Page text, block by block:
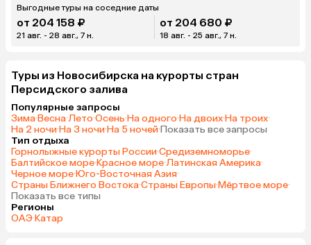
Выгодные туры на соседние даты
от 204 158 ₽
21 авг. - 28 авг., 7 н.
от 204 680 ₽
18 авг. - 25 авг., 7 н.
Туры из Новосибирска на курорты стран
Персидского залива
Популярные запросы
Зима·Весна·Лето·Осень·На одного·На двоих·На троих·
На 2 ночи·На 3 ночи·На 5 ночей·Показать все запросы
Тип отдыха
Горнолыжные курорты России·Средиземноморье·
Балтийское море·Красное море·Латинская Америка·
Черное море·Юго-Восточная Азия·
Страны Ближнего Востока·Страны Европы·Мёртвое море·
Показать все типы
Регионы
ОАЭ·Катар